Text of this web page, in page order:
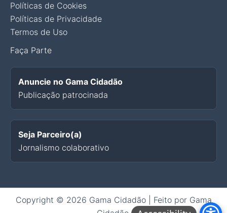
Políticas de Cookies
Políticas de Privacidade
Termos de Uso
Faça Parte
Anuncie no Gama Cidadão
Publicação patrocinada
Seja Parceiro(a)
Jornalismo colaborativo
Copyright © 2026 Gama Cidadão | Feito por Gama